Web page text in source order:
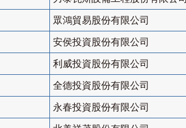
眾鴻貿易股份有限公司
安侯投資股份有限公司
利威投資股份有限公司
全德投資股份有限公司
永春投資股份有限公司